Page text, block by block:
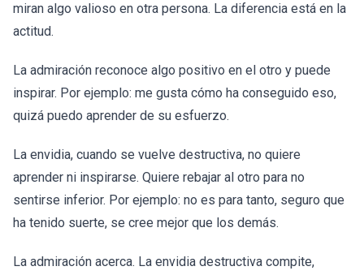
miran algo valioso en otra persona. La diferencia está en la
actitud.
La admiración reconoce algo positivo en el otro y puede
inspirar. Por ejemplo: me gusta cómo ha conseguido eso,
quizá puedo aprender de su esfuerzo.
La envidia, cuando se vuelve destructiva, no quiere
aprender ni inspirarse. Quiere rebajar al otro para no
sentirse inferior. Por ejemplo: no es para tanto, seguro que
ha tenido suerte, se cree mejor que los demás.
La admiración acerca. La envidia destructiva compite,